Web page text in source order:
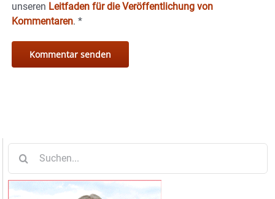
unseren Leitfaden für die Veröffentlichung von
Kommentaren. *
nach: